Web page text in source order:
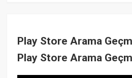
Play Store Arama
Play Store Arama